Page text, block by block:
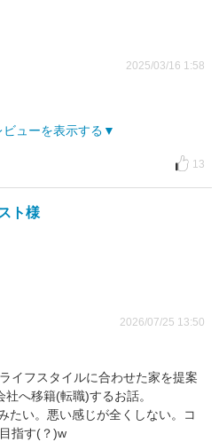
2025/03/16 1:58
ビューを表示する
13
ト様
2026/07/25 13:50
イフスタイルに合わせた家を提案
へ移籍(転職)するお話。
たい。悪い感じが全くしない。コ
指す(？)w